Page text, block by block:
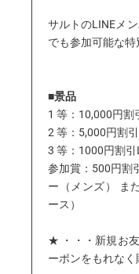
サルトのLINEメ
でも参加可能な特
■景品
1 等：10,000円割
2 等：5,000円割
3 等：1000円割
参加賞：500円割
ー（メンズ） ま
ース）
★ ・・・新規お
ーポンをもれなく